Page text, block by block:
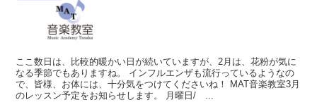
スタッフ
最後は自由にお話しいただいています。演奏や演奏会のこと、これから
ここ数日は、比較的暖かい日が続いていますが、2月は、花粉が気に
なる季節でもありますね。 インフルエンザも流行っているようなの
で、皆様、お体には、十分気をつけてくださいね！ MAT音楽教室3月
のレッスン予定をお知らせします。 月曜日/ ...